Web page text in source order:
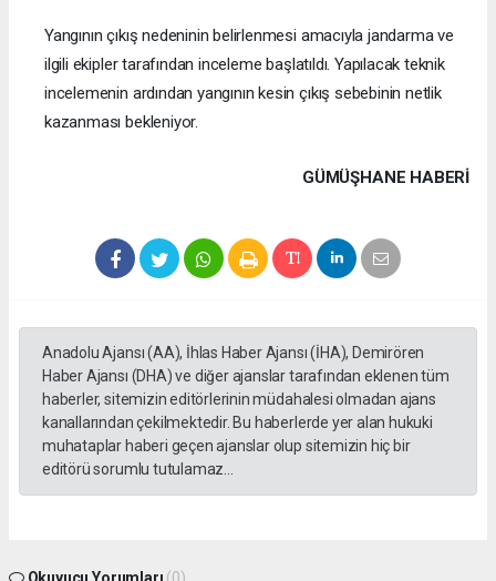
Yangının çıkış nedeninin belirlenmesi amacıyla jandarma ve
ilgili ekipler tarafından inceleme başlatıldı. Yapılacak teknik
incelemenin ardından yangının kesin çıkış sebebinin netlik
kazanması bekleniyor.
GÜMÜŞHANE HABERİ
Anadolu Ajansı (AA), İhlas Haber Ajansı (İHA), Demirören
Haber Ajansı (DHA) ve diğer ajanslar tarafından eklenen tüm
haberler, sitemizin editörlerinin müdahalesi olmadan ajans
kanallarından çekilmektedir. Bu haberlerde yer alan hukuki
muhataplar haberi geçen ajanslar olup sitemizin hiç bir
editörü sorumlu tutulamaz...